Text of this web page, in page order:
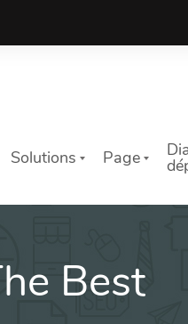
Solutions Page
Best